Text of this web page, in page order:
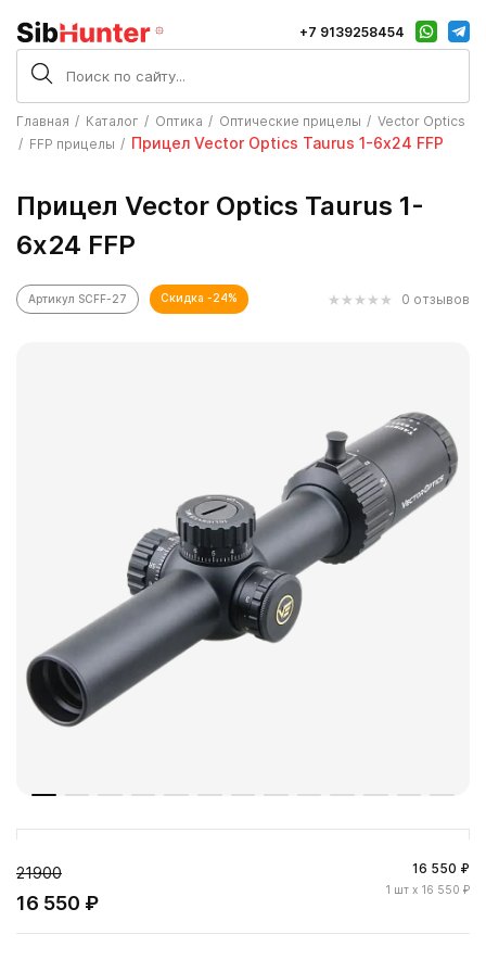
+7 9139258454
Главная Каталог Оптика Оптические прицелы
Vector Optics
FFP прицелы
Прицел Vector Optics Taurus 1-6х24 FFP
Прицел Vector Optics Taurus 1-
6х24 FFP
Артикул SCFF-27 Скидка -24% 0 отзывов
21900
16 550 ₽
16 550 ₽
1 шт x 16 550 ₽